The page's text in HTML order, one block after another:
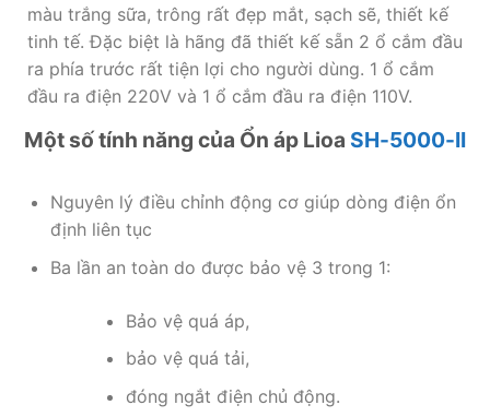
màu trắng sữa, trông rất đẹp mắt, sạch sẽ, thiết kế
tinh tế. Đặc biệt là hãng đã thiết kế sẵn 2 ổ cắm đầu
ra phía trước rất tiện lợi cho người dùng. 1 ổ cắm
đầu ra điện 220V và 1 ổ cắm đầu ra điện 110V.
Một số tính năng của Ổn áp Lioa SH-5000-II
Nguyên lý điều chỉnh động cơ giúp dòng điện ổn
định liên tục
Ba lần an toàn do được bảo vệ 3 trong 1:
Bảo vệ quá áp,
bảo vệ quá tải,
đóng ngắt điện chủ động.